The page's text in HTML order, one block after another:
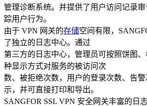
管理诊断系统。并提供了用户访问记录
踪用户行为。
由于 VPN 网关的存储空间有限，
了独立的日志中心。通过
第三方的日志中心，管理员可按照饼图
种显示方式对服务的被访问次
数、被拒绝次数，用户的登录次数、告
示，并可直接打印和导出。
SANGFOR SSL VPN 安全网关丰富的日